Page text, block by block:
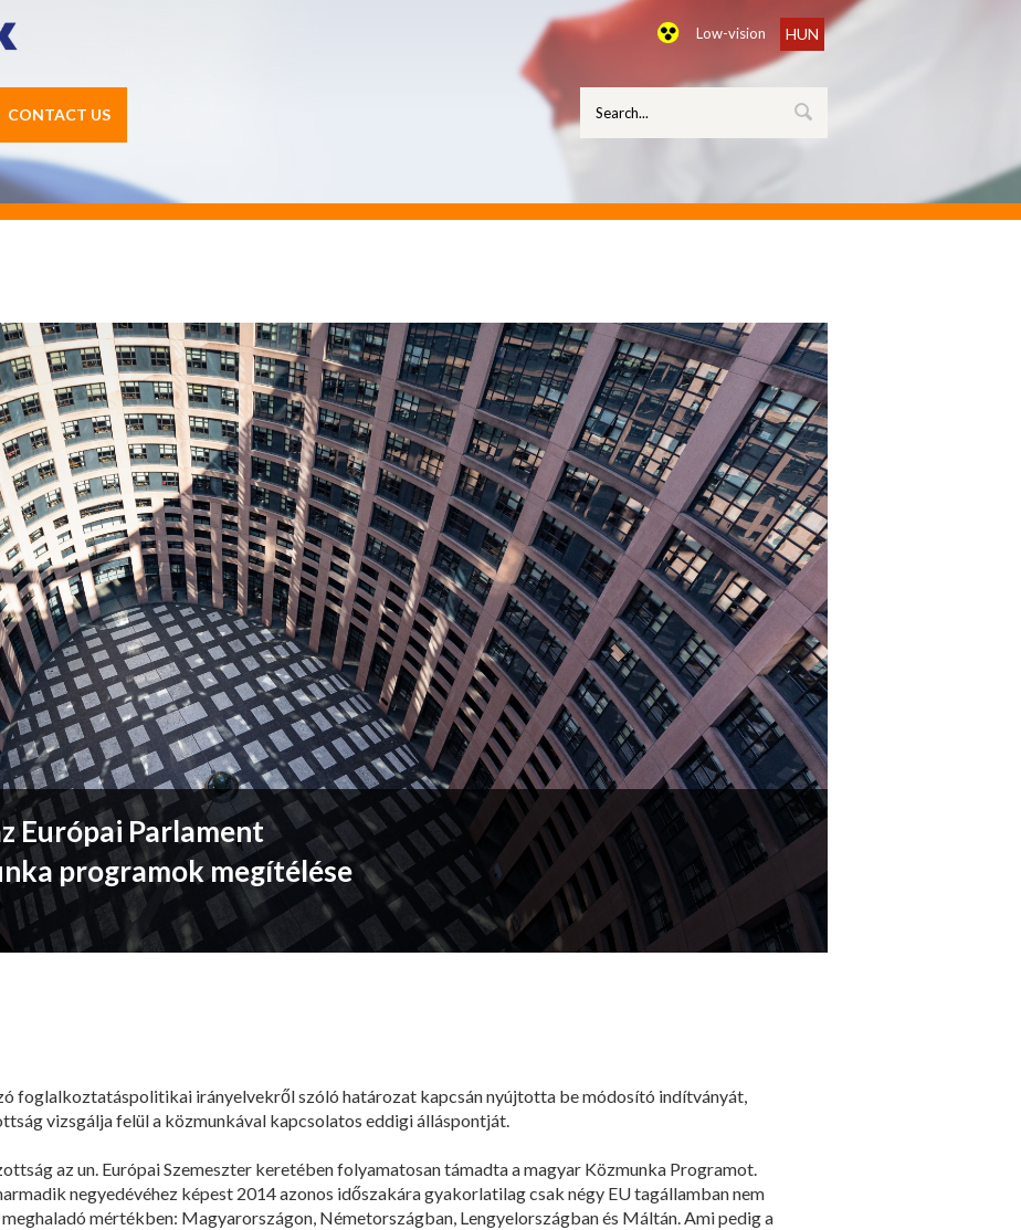
Low-vision HUN
CONTACT US
Európai Parlament
programok megítélése
foglalkoztatáspolitikai irányelvekről szóló határozat kapcsán nyújtotta be módosító indítványát,
vizsgálja felül a közmunkával kapcsolatos eddigi álláspontját.
az un. Európai Szemeszter keretében folyamatosan támadta a magyar Közmunka Programot.
negyedévéhez képest 2014 azonos időszakára gyakorlatilag csak négy EU tagállamban nem
mértékben: Magyarországon, Németországban, Lengyelországban és Máltán. Ami pedig a